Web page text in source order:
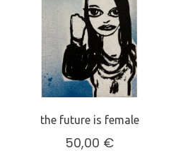
the future is female
50,00 €